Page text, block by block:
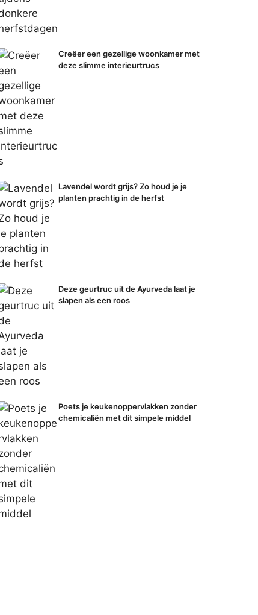
Creëer een gezellige woonkamer met
deze slimme interieurtrucs
Lavendel wordt grijs? Zo houd je je
planten prachtig in de herfst
Deze geurtruc uit de Ayurveda laat je
slapen als een roos
Poets je keukenoppervlakken zonder
chemicaliën met dit simpele middel